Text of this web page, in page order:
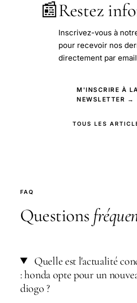
📰Restez
Inscrivez-vous à
pour recevoir nos
directement par
M'INSCRIRE À LA
NEWSLETTER →
TOUS LES
FAQ
Questions
Quelle est l'actualité
: honda opte pour un
diogo ?